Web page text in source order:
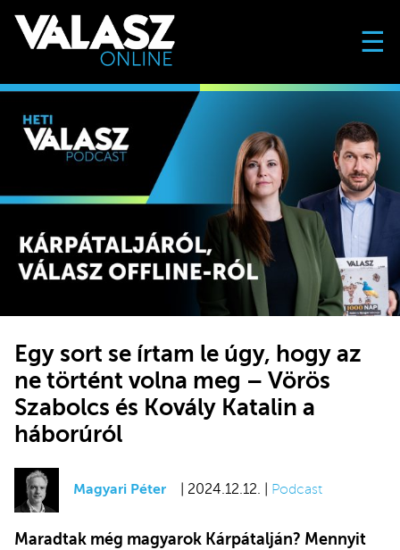
☰
Egy sort se írtam le úgy, hogy az
ne történt volna meg – Vörös
Szabolcs és Kovály Katalin a
háborúról
Magyari Péter | 2024.12.12. | Podcast
Maradtak még magyarok Kárpátalján? Mennyit